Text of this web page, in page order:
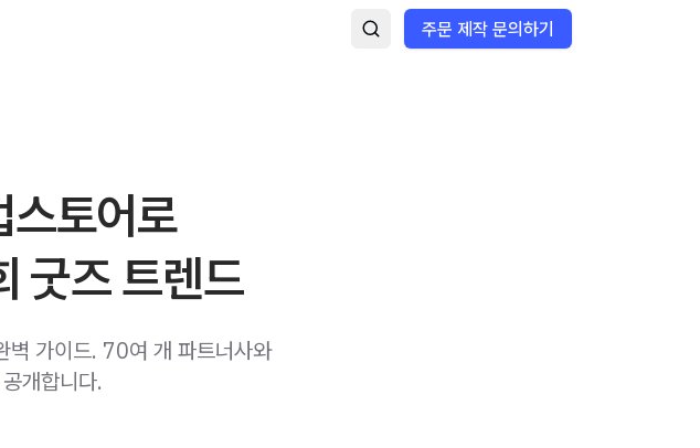
주문 제작 문의하기
스토어로
굿즈 트렌드
벽 가이드. 70여 개 파트너사와
개합니다.